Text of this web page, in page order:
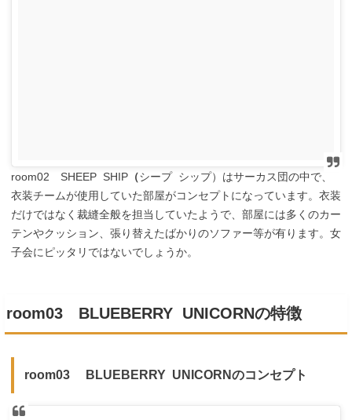
room02 SHEEP SHIP （シープ シップ）はサーカス団の中で、
衣装チームが使用していた部屋がコンセプトになっています。衣装
だけではなく裁縫全般を担当していたようで、部屋には多くのカー
テンやクッション、張り替えたばかりのソファー等が有ります。女
子会にピッタリではないでしょうか。
room03 BLUEBERRY UNICORNの特徴
room03 BLUEBERRY UNICORNのコンセプト